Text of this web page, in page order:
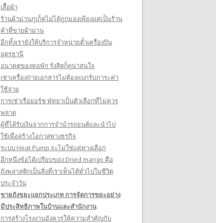
เสื้อผ้า
ร้านผ้าม่านภูเก็ตไม่ได้ถูกมองเพียงแค่เป็นร้าน
ค้าที่ขายผ้าม่าน
อีกทั้งเรายังให้บริการจำหน่ายตั๋วเครื่องบิน
อุดรธานี
อนาคตของหอพัก รังสิตก็ดูน่าสนใจ
เช่าเครื่องถ่ายเอกสารไม่ต้องแบกรับภาระค่า
ใช้จ่าย
การเช่าเรือยอร์ช พัทยาเป็นตัวเลือกที่ไม่ควร
พลาด
ผู้ที่ได้รับเงินจากการจำนำรถยนต์และนำไป
ใช้เพื่อสร้างโอกาสทางธุรกิจ
ระบบ Heat Pump จะไม่ใช่แค่ทางเลือก
อีกหนึ่งข้อได้เปรียบของ Dried mango คือ
ถังพลาสติกเป็นสิ่งที่เราเห็นได้ทั่วไปในชีวิต
ประจำวัน
ขายถังขยะแยกประเภท การจัดการขยะอย่าง
มีประสิทธิภาพในบ้านและสำนักงาน
การสร้างโรงงานยังควรให้ความสำคัญกับ